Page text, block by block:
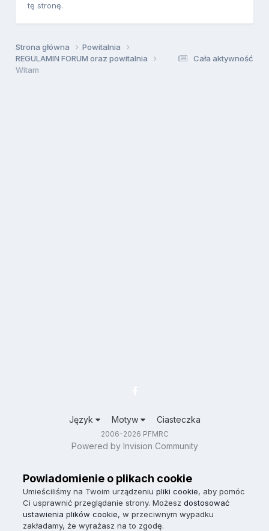
tę stronę.
Cała aktywność
Strona główna
Powitalnia
REGULAMIN FORUM oraz powitalnia
Witam
Język Motyw Ciasteczka
2006-2026 PFMRC
Powered by Invision Community
Powiadomienie o plikach cookie
Umieściliśmy na Twoim urządzeniu pliki cookie, aby pomóc
Ci usprawnić przeglądanie strony. Możesz dostosować
ustawienia plików cookie, w przeciwnym wypadku
zakładamy, że wyrażasz na to zgodę.